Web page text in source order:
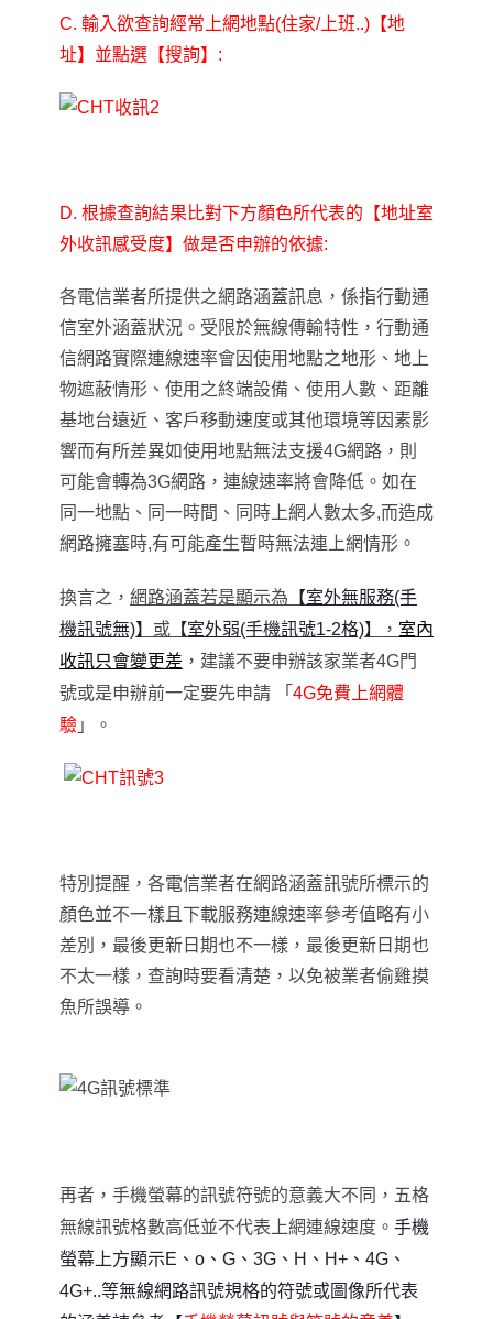
C. 輸入欲查詢經常上網地點(住家/上班..) 【地
址】並點選 【搜詢】 :
D. 根據查詢結果比對下方顏色所代表的 【地址室
外收訊感受度】做是否申辦的依據:
各電信業者所提供之網路涵蓋訊息，係指行動通
信室外涵蓋狀況。受限於無線傳輸特性，行動通
信網路實際連線速率會因使用地點之地形、地上
物遮蔽情形、使用之終端設備、使用人數、距離
基地台遠近、客戶移動速度或其他環境等因素影
響而有所差異如使用地點無法支援4G網路，則
可能會轉為3G網路，連線速率將會降低。如在
同一地點 、 同一時間 、 同時上網人數太多,而造成
網路擁塞時,有可能產生暫時無法連上網情形。
換言之 ， 網路涵蓋若是顯示為 【室外無服務(手
機訊號無)】 或 【室外弱(手機訊號1-2格)】 ， 室內
收訊只會變更差 ， 建議不要申辦該家業者4G門
號或是申辦前一定要先申請
「 4G免費上網體
驗 」 。
特別提醒 ，各電信業者在網路涵蓋訊號所標示的
顏色並不一樣且下載服務連線速率參考值略有小
差別
，最後更新日期也不一樣 ，最後更新日期也
不太一樣 ，查詢時要看清楚 ，以免被業者偷雞摸
魚所誤導 。
再者 ，手機螢幕的訊號符號的意義大不同 ， 五格
無線訊號格數高低並不代表上網連線速度 。 手機
螢幕上方顯示E、o、G、3G、H、H+、4G、
4G+..等無線網路訊號規格的符號或圖像所代表